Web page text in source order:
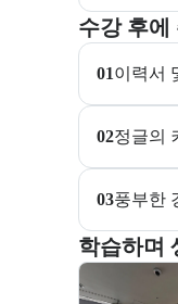
수강 후에
교육과정 수
01이력서
02정글의
03풍부한
학습하며
부트캠프 교
교육 환경 사